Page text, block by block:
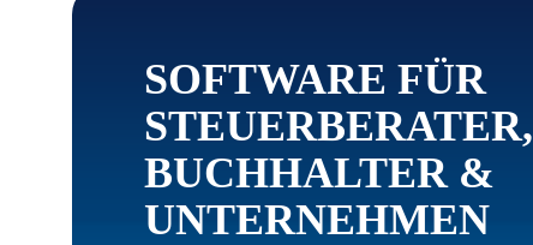
SOFTWARE FÜR
STEUERBERATER,
BUCHHALTER &
UNTERNEHMEN